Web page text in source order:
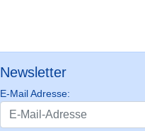
Newsletter
E-Mail Adresse: